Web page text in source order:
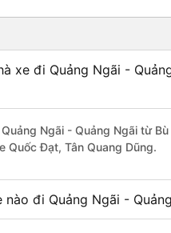
xe đi Quảng Ngãi -
Ngãi - Quảng Ngãi từ
Quốc Đạt, Tân Quang Dũng.
nào đi Quảng Ngãi -